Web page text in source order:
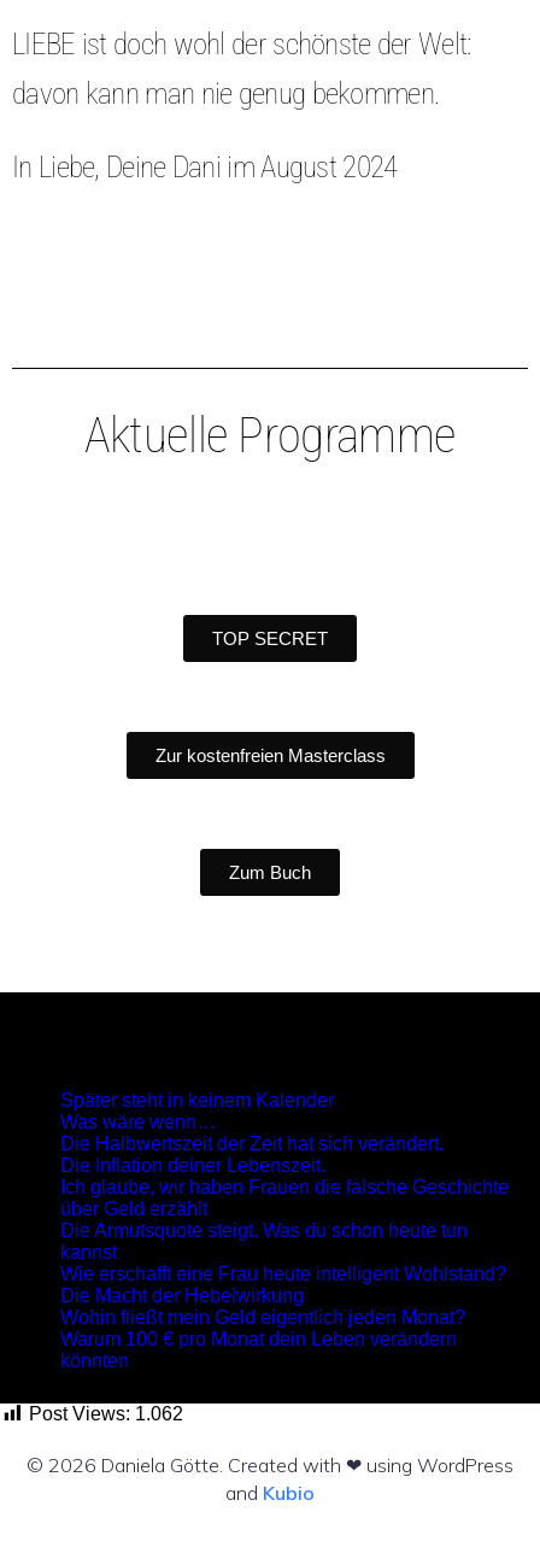
LIEBE ist doch wohl der schönste der Welt:
davon kann man nie genug bekommen.
In Liebe, Deine Dani im August 2024
Aktuelle Programme
TOP SECRET
Zur kostenfreien Masterclass
Zum Buch
Später steht in keinem Kalender
Was wäre wenn…
Die Halbwertszeit der Zeit hat sich verändert.
Die Inflation deiner Lebenszeit.
Ich glaube, wir haben Frauen die falsche Geschichte
über Geld erzählt
Die Armutsquote steigt. Was du schon heute tun
kannst
Wie erschafft eine Frau heute intelligent Wohlstand?
Die Macht der Hebelwirkung
Wohin fließt mein Geld eigentlich jeden Monat?
Warum 100 € pro Monat dein Leben verändern
könnten
Post Views: 1.062
© 2026 Daniela Götte. Created with ❤ using WordPress
and Kubio